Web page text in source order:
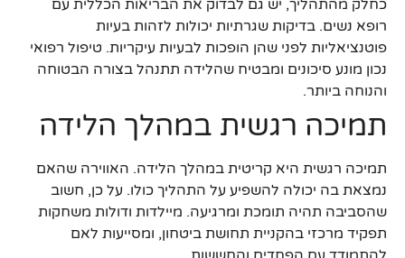
כחלק מהתהליך, יש גם לבדוק את הבריאות הכללית עם
רופא נשים. בדיקות שגרתיות יכולות לזהות בעיות
פוטנציאליות לפני שהן הופכות לבעיות עיקריות. טיפול רפואי
נכון מונע סיכונים ומבטיח שהלידה תתנהל בצורה הבטוחה
והנוחה ביותר.
תמיכה רגשית במהלך הלידה
תמיכה רגשית היא קריטית במהלך הלידה. האווירה שהאם
נמצאת בה יכולה להשפיע על התהליך כולו. על כן, חשוב
שהסביבה תהיה תומכת ומרגיעה. מיילדות ודולות משחקות
תפקיד מרכזי בהקניית תחושת ביטחון, ומסייעות לאם